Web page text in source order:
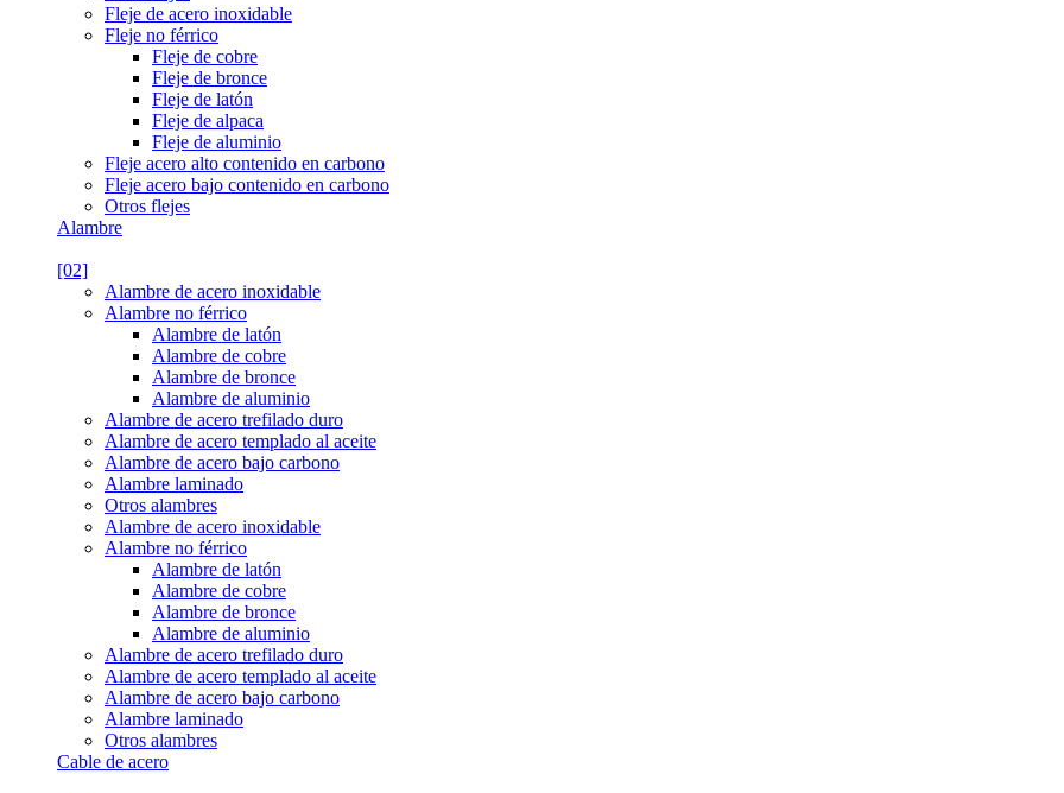
Fleje de acero inoxidable
Fleje no férrico
Fleje de cobre
Fleje de bronce
Fleje de latón
Fleje de alpaca
Fleje de aluminio
Fleje acero alto contenido en carbono
Fleje acero bajo contenido en carbono
Otros flejes
Alambre
[02]
Alambre de acero inoxidable
Alambre no férrico
Alambre de latón
Alambre de cobre
Alambre de bronce
Alambre de aluminio
Alambre de acero trefilado duro
Alambre de acero templado al aceite
Alambre de acero bajo carbono
Alambre laminado
Otros alambres
Alambre de acero inoxidable
Alambre no férrico
Alambre de latón
Alambre de cobre
Alambre de bronce
Alambre de aluminio
Alambre de acero trefilado duro
Alambre de acero templado al aceite
Alambre de acero bajo carbono
Alambre laminado
Otros alambres
Cable de acero